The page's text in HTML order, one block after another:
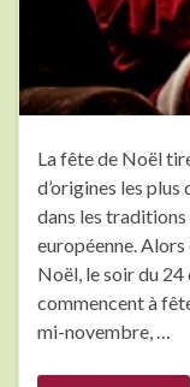
La fête de Noël
d’origines les
dans les
européenne.
Noël, le soir du
commencent à
mi-novembre, …